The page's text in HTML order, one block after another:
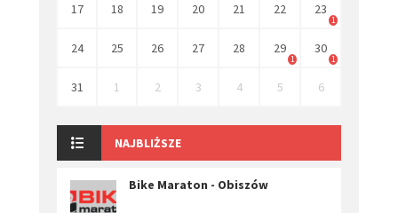
17 18 19 20 21 22 23
1
24 25 26 27 28 29
1
30
1
31 1 2 3 4 5 6
NAJBLIŻSZE
Bike Maraton - Obiszów